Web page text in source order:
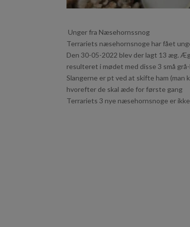
Unger fra Næsehornssnog
Terrariets næsehornsnoge har fået
Den 30-05-2022 blev der lagt 13 æg.
resulteret i mødet med disse 3 små
Slangerne er pt ved at skifte ham (man
hvorefter de skal æde for første gang
Terrariets 3 nye næsehornsnoge er